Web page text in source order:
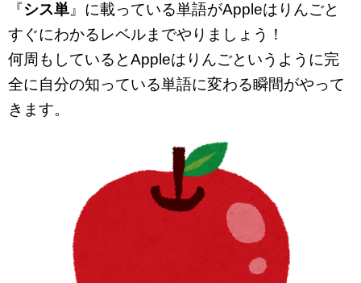
『シス単 』に載っている単語がAppleはりんごと
すぐにわかるレベルまでやりましょう！
何周もしているとAppleはりんごというように完
全に自分の知っている単語に変わる瞬間がやって
きます。